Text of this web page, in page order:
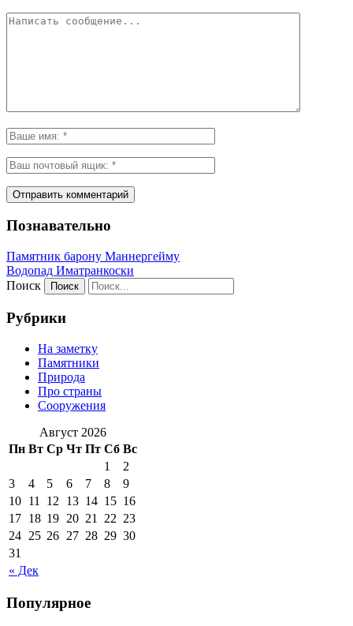
Познавательно
Памятник барону Маннергейму
Водопад Иматранкоски
Поиск
Рубрики
На заметку
Памятники
Природа
Про страны
Сооружения
Август 2026
Пн Вт Ср Чт Пт Сб Вс
« Дек
1
2
3
4 5 6 7 8
9
10 11 12 13 14 15 16
17 18 19 20 21 22 23
24 25 26 27 28 29 30
31
Популярное